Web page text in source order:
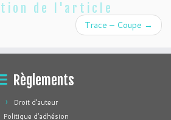
de l'article
Trace – Coupe →
Règlements
Droit d’auteur
Politique d’adhésion